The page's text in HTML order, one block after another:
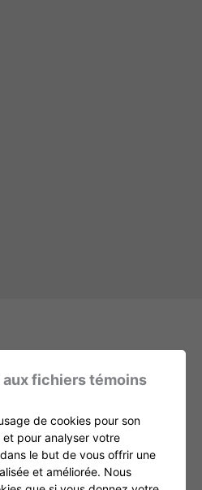
fichiers témoins
de cookies pour son
pour analyser votre
le but de vous offrir une
et améliorée. Nous